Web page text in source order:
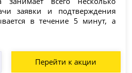
заявки и подтверждения
в течение 5 минут, а
Перейти к акции